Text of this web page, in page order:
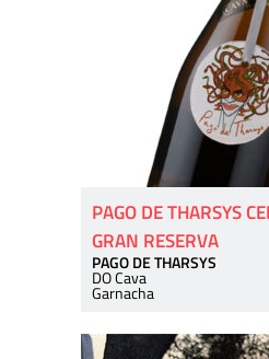
PAGO DE THARSYS
GRAN RESERVA
PAGO DE THARSYS
DO Cava
Garnacha